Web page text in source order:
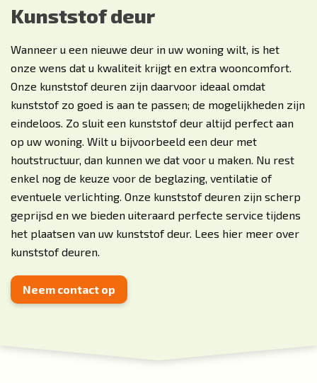
Kunststof deur
Wanneer u een nieuwe deur in uw woning wilt, is het
onze wens dat u kwaliteit krijgt en extra wooncomfort.
Onze kunststof deuren zijn daarvoor ideaal omdat
kunststof zo goed is aan te passen; de mogelijkheden zijn
eindeloos. Zo sluit een kunststof deur altijd perfect aan
op uw woning. Wilt u bijvoorbeeld een deur met
houtstructuur, dan kunnen we dat voor u maken. Nu rest
enkel nog de keuze voor de beglazing, ventilatie of
eventuele verlichting. Onze kunststof deuren zijn scherp
geprijsd en we bieden uiteraard perfecte service tijdens
het plaatsen van uw kunststof deur. Lees hier meer over
kunststof deuren.
Neem contact op